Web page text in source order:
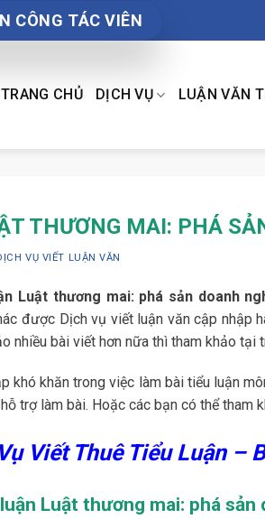
CÔNG TÁC VIÊN
TRANG CHỦ DỊCH VỤ LUẬN VĂN
THƯƠNG MAI: PHÁ
VỤ VIẾT LUẬN VĂN
Luật thương mai: phá sản doanh
được Dịch vụ viết luận văn cập nhập
nhiều bài viết hơn nữa thì tham khảo tại
khó khăn trong việc làm bài tiểu luận
trợ làm bài. Hoặc các bạn có thể tham
Viết Thuê Tiểu Luận –
Luật thương mai: phá sản